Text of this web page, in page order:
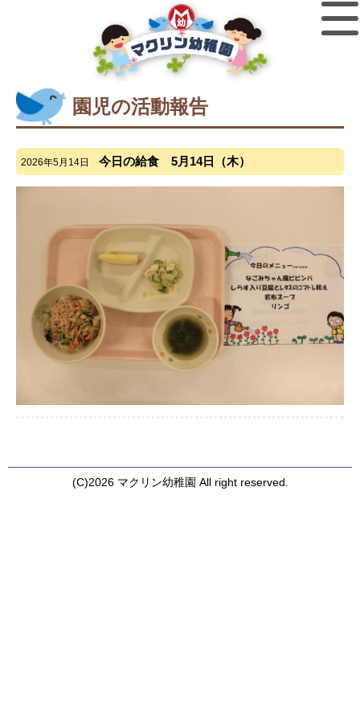
園児の活動報告
2026年5月14日 今日の給食 5月14日（木）
(C)2026 マクリン幼稚園 All right reserved.